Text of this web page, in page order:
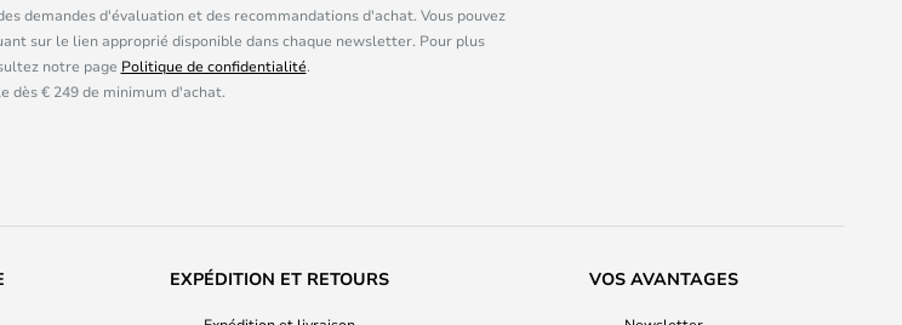
demandes d'évaluation et des recommandations d'achat. Vous pouvez
sur le lien approprié disponible dans chaque newsletter. Pour plus
notre page Politique de confidentialité.
dès € 249 de minimum d'achat.
EXPÉDITION ET RETOURS VOS AVANTAGES